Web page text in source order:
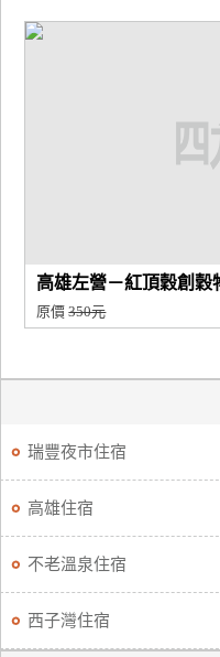
高雄左營－紅頂穀創穀
原價350元
瑞豐夜市住宿
高雄住宿
不老溫泉住宿
西子灣住宿